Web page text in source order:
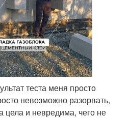
теста меня просто
невозможно разорвать,
цела и невредима, чего не